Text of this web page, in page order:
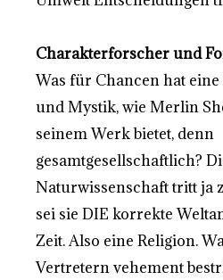
Charakterforscher und
Was für Chancen hat
und Mystik, wie Merlin
seinem Werk bietet, denn
gesamtgesellschaftlich?
Naturwissenschaft tritt ja
sei sie DIE korrekte
Zeit. Also eine Religion.
Vertretern vehement